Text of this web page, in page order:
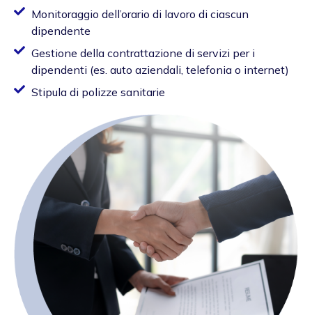
Monitoraggio dell’orario di lavoro di ciascun
dipendente
Gestione della contrattazione di servizi per i
dipendenti (es. auto aziendali, telefonia o internet)
Stipula di polizze sanitarie